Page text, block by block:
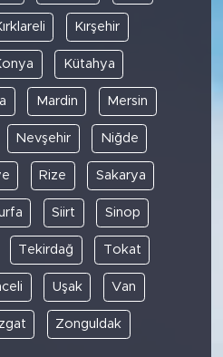
Kırşehir
Kütahya
Mardin Mersin
Nevşehir Niğde
Rize Sakarya
Siirt Sinop
Tekirdağ Tokat
Uşak Van
Zonguldak